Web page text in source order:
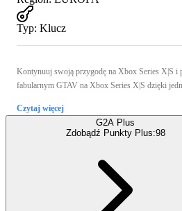
Typ: Klucz
Kontynuuj swoją przygodę na Xbox Series X|S i
fabularnym GTAV na Xbox Series X|S dzięki
Czytaj więcej
G2A Plus
Zdobądź Punkty Plus:98